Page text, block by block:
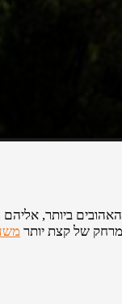
ביותר,
של קצת יותר